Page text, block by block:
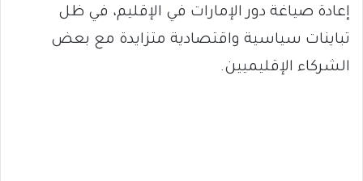
إعادة صياغة دور الإمارات في الإقليم، في ظل
تباينات سياسية واقتصادية متزايدة مع بعض
الشركاء الإقليميين.